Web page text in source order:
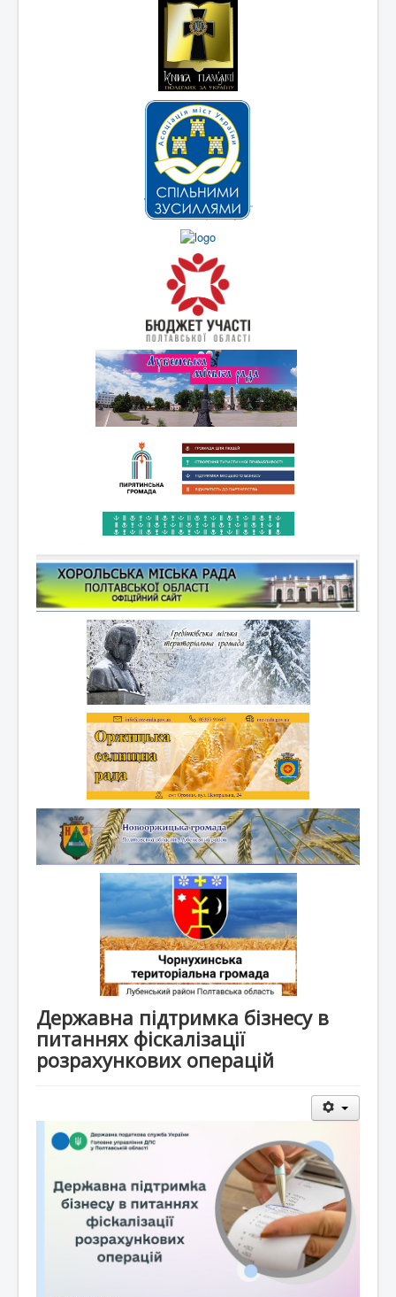
Державна підтримка бізнесу в
питаннях фіскалізації
розрахункових операцій